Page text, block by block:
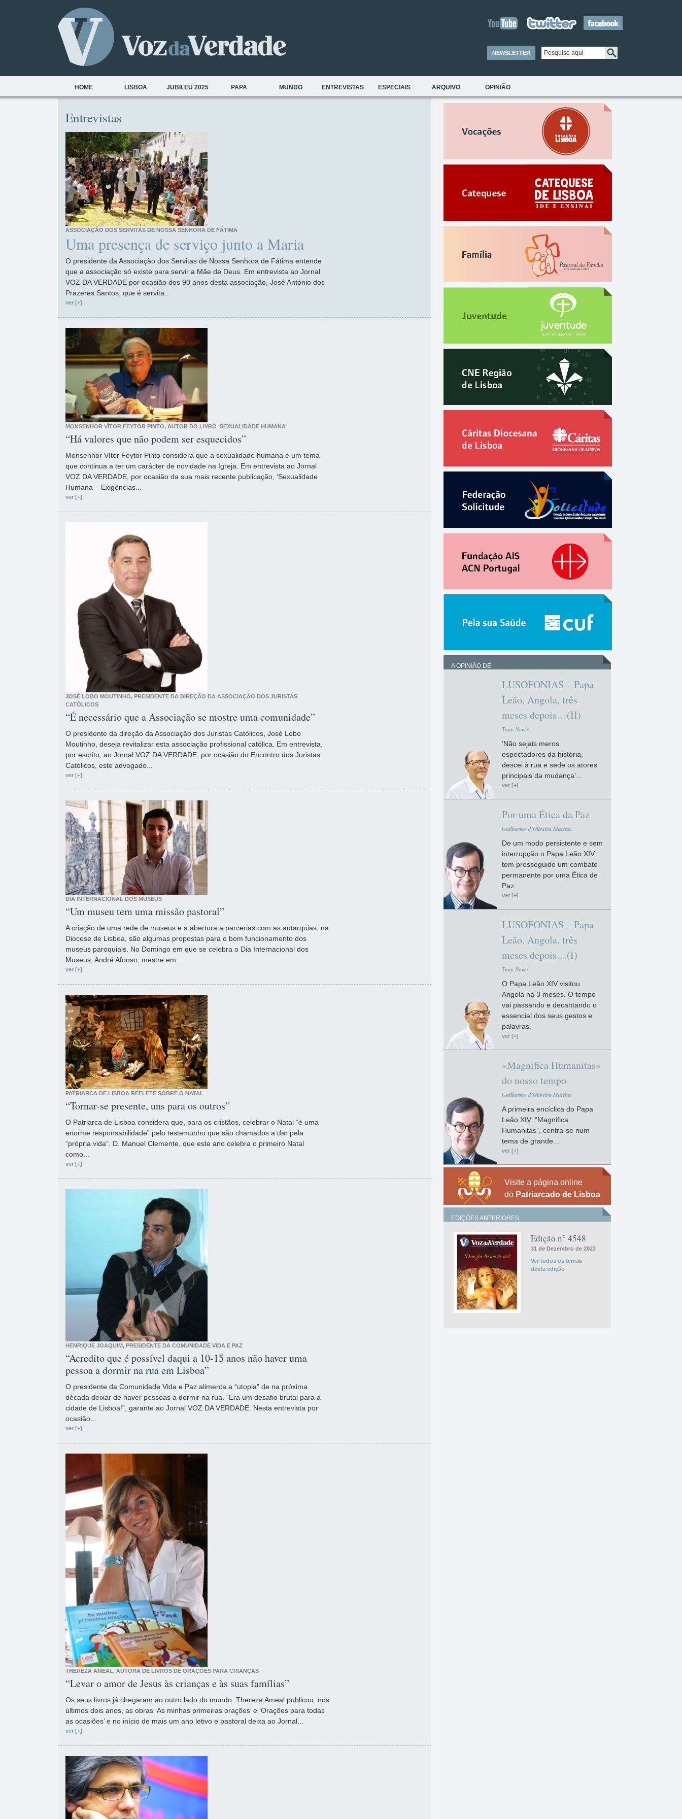
NEWSLETTER
HOME LISBOA JUBILEU 2025 PAPA MUNDO ENTREVISTAS ESPECIAIS ARQUIVO OPINIÃO
Entrevistas
ASSOCIAÇÃO DOS SERVITAS DE NOSSA SENHORA DE FÁTIMA
Uma presença de serviço junto a Maria
O presidente da Associação dos Servitas de Nossa Senhora de Fátima entende
que a associação só existe para servir a Mãe de Deus. Em entrevista ao Jornal
VOZ DA VERDADE por ocasião dos 90 anos desta associação, José António dos
Prazeres Santos, que é servita...
ver [+]
MONSENHOR VÍTOR FEYTOR PINTO, AUTOR DO LIVRO ‘SEXUALIDADE HUMANA’
“Há valores que não podem ser esquecidos”
Monsenhor Vítor Feytor Pinto considera que a sexualidade humana é um tema
que continua a ter um carácter de novidade na Igreja. Em entrevista ao Jornal
VOZ DA VERDADE, por ocasião da sua mais recente publicação, ‘Sexualidade
Humana – Exigências...
ver [+]
JOSÉ LOBO MOUTINHO, PRESIDENTE DA DIREÇÃO DA ASSOCIAÇÃO DOS JURISTAS
CATÓLICOS
“É necessário que a Associação se mostre uma comunidade”
O presidente da direção da Associação dos Juristas Católicos, José Lobo
Moutinho, deseja revitalizar esta associação profissional católica. Em entrevista,
por escrito, ao Jornal VOZ DA VERDADE, por ocasião do Encontro dos Juristas
Católicos, este advogado...
ver [+]
DIA INTERNACIONAL DOS MUSEUS
“Um museu tem uma missão pastoral”
A criação de uma rede de museus e a abertura a parcerias com as autarquias, na
Diocese de Lisboa, são algumas propostas para o bom funcionamento dos
museus paroquiais. No Domingo em que se celebra o Dia Internacional dos
Museus, André Afonso, mestre em...
ver [+]
PATRIARCA DE LISBOA REFLETE SOBRE O NATAL
“Tornar-se presente, uns para os outros”
O Patriarca de Lisboa considera que, para os cristãos, celebrar o Natal “é uma
enorme responsabilidade” pelo testemunho que são chamados a dar pela
“própria vida”. D. Manuel Clemente, que este ano celebra o primeiro Natal
como...
ver [+]
HENRIQUE JOAQUIM, PRESIDENTE DA COMUNIDADE VIDA E PAZ
“Acredito que é possível daqui a 10-15 anos não haver uma
pessoa a dormir na rua em Lisboa”
O presidente da Comunidade Vida e Paz alimenta a “utopia” de na próxima
década deixar de haver pessoas a dormir na rua. “Era um desafio brutal para a
cidade de Lisboa!”, garante ao Jornal VOZ DA VERDADE. Nesta entrevista por
ocasião...
ver [+]
THEREZA AMEAL, AUTORA DE LIVROS DE ORAÇÕES PARA CRIANÇAS
“Levar o amor de Jesus às crianças e às suas famílias”
Os seus livros já chegaram ao outro lado do mundo. Thereza Ameal publicou, nos
últimos dois anos, as obras ‘As minhas primeiras orações’ e ‘Orações para todas
as ocasiões’ e no início de mais um ano letivo e pastoral deixa ao Jornal...
ver [+]
A OPINIÃO DE
LUSOFONIAS – Papa
Leão, Angola, três
meses depois…(II)
Tony Neves
‘Não sejais meros
espectadores da história,
descei à rua e sede os atores
principais da mudança’...
ver [+]
Por uma Ética da Paz
Guilherme d'Oliveira Martins
De um modo persistente e sem
interrupção o Papa Leão XIV
tem prosseguido um combate
permanente por uma Ética de
Paz.
ver [+]
LUSOFONIAS – Papa
Leão, Angola, três
meses depois…(I)
Tony Neves
O Papa Leão XIV visitou
Angola há 3 meses. O tempo
vai passando e decantando o
essencial dos seus gestos e
palavras.
ver [+]
«Magnifica Humanitas»
do nosso tempo
Guilherme d'Oliveira Martins
A primeira encíclica do Papa
Leão XIV, “Magnifica
Humanitas”, centra-se num
tema de grande...
ver [+]
Visite a página online
do Patriarcado de Lisboa
EDIÇÕES ANTERIORES
Edição n° 4548
31 de Dezembro de 2023
Ver todos os temas
desta edição